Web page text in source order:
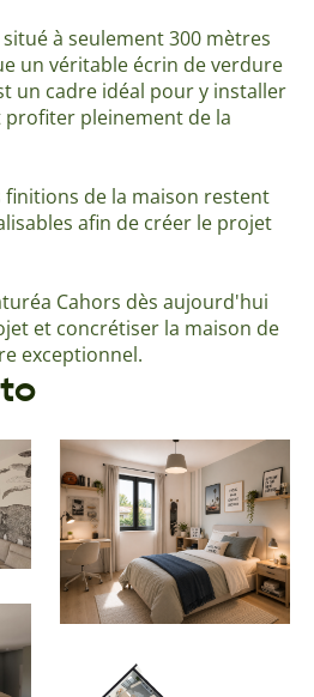
à seulement 300 mètres
un véritable écrin de verdure
un cadre idéal pour y installer
pleinement de la
finitions de la maison restent
afin de créer le projet
Cahors dès aujourd'hui
et concrétiser la maison de
exceptionnel.